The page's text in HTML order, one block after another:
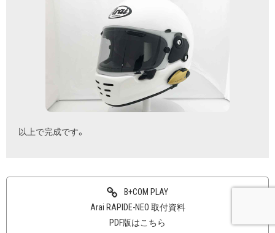
以上で完成です。
B+COM PLAY
Arai RAPIDE-NEO 取付資料
PDF版はこちら